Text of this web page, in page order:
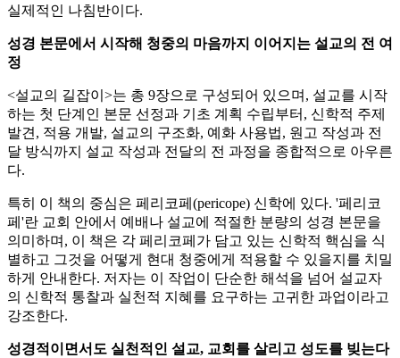
실제적인 나침반이다.
성경 본문에서 시작해 청중의 마음까지 이어지는 설교의 전 여
정
<설교의 길잡이>는 총 9장으로 구성되어 있으며, 설교를 시작
하는 첫 단계인 본문 선정과 기초 계획 수립부터, 신학적 주제
발견, 적용 개발, 설교의 구조화, 예화 사용법, 원고 작성과 전
달 방식까지 설교 작성과 전달의 전 과정을 종합적으로 아우른
다.
특히 이 책의 중심은 페리코페(pericope) 신학에 있다. '페리코
페'란 교회 안에서 예배나 설교에 적절한 분량의 성경 본문을
의미하며, 이 책은 각 페리코페가 담고 있는 신학적 핵심을 식
별하고 그것을 어떻게 현대 청중에게 적용할 수 있을지를 치밀
하게 안내한다. 저자는 이 작업이 단순한 해석을 넘어 설교자
의 신학적 통찰과 실천적 지혜를 요구하는 고귀한 과업이라고
강조한다.
성경적이면서도 실천적인 설교, 교회를 살리고 성도를 빚는다